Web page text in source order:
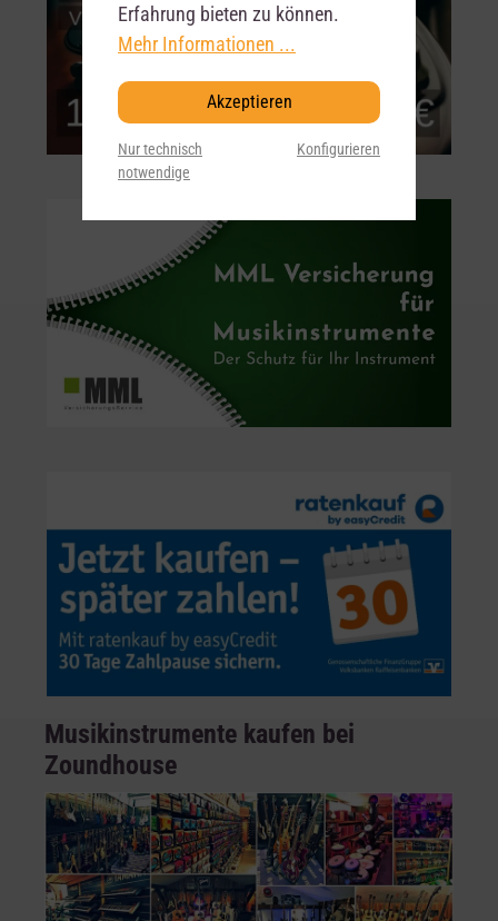
Musikinstrumente kaufen bei
Zoundhouse
Erfahrung bieten zu können.
Mehr Informationen ...
Akzeptieren
Nur technisch
notwendige
Konfigurieren